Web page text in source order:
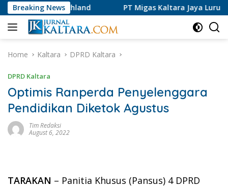
Skip
to
content
Breaking News PT Migas Kaltara Jaya Luruskan
Home Kaltara DPRD Kaltara
DPRD Kaltara
Optimis Ranperda Penyelenggara
Pendidikan Diketok Agustus
Tim Redaksi
August 6, 2022
TARAKAN – Panitia Khusus (Pansus) 4 DPRD